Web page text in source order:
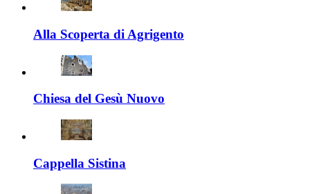
Alla Scoperta di Agrigento
Chiesa del Gesù Nuovo
Cappella Sistina